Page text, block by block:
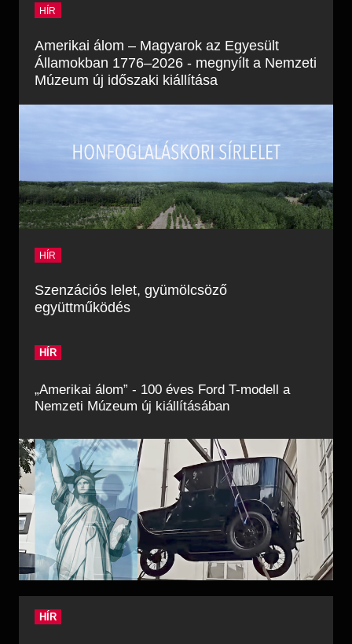
Amerikai álom – Magyarok az Egyesült
Államokban 1776–2026 - megnyílt a Nemzeti
Múzeum új időszaki kiállítása
HÍR
Szenzációs lelet, gyümölcsöző
együttműködés
HÍR
HÍR
„Amerikai álom” - 100 éves Ford T-modell a
Nemzeti Múzeum új kiállításában
HÍR